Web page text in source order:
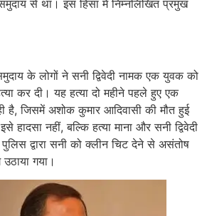
से था। इस हिंसा में निम्नलिखित प्रमुख
के लोगों ने सनी द्विवेदी नामक एक युवक को
कर दी। यह हत्या दो महीने पहले हुए एक
है, जिसमें अशोक कुमार आदिवासी की मौत हुई
हादसा नहीं, बल्कि हत्या माना और सनी द्विवेदी
पुलिस द्वारा सनी को क्लीन चिट देने से असंतोष
गया।